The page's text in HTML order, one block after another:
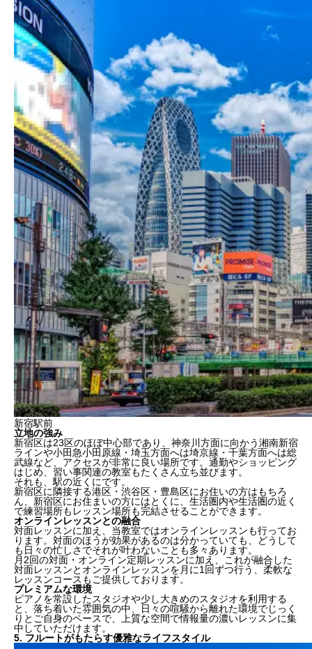
新宿駅前
立地の強み
新宿区は23区のほぼ中心部であり、神奈川方面に向かう湘南新宿
ラインや小田急小田原線・埼玉方面へは埼京線・千葉方面へは総
武線など、アクセスが非常に良い場所です。通勤やショッピング
はじめ、習い事関連の教室もたくさん立ち並びます。
それも、駅の近くにです。
新宿区に隣接する港区・渋谷区・豊島区にお住いの方はもちろ
ん、新宿区にお住まいの方にはとくに、 生活圏内や生活圏の近く
で練習場所もレッスン場所も完結させることができます。
オンラインレッスンとの融合
対面レッスンに加え、当教室ではオンラインレッスンも行ってお
ります。対面のほうが効果があるのは分かっていても、どうして
も日々の忙しさでそれが叶わないことも多々あります。
月2回の対面・オンライン定期レッスンに加え、これが融合した
対面レッスンとオンラインレッスンを月に1回ずつ行う
、柔軟な
レッスンコースもご提供しております。
プレミアムな環境
ピアノを常設したスタジオや少し大きめのスタジオを利用する
と、落ち着いた雰囲気の中、日々の喧騒から離れた環境でじっく
りとご自身のペースで、上質な空間で情報量の濃いレッスンに集
中していただけます。
5. フルートがもたらす優雅なライフスタイル